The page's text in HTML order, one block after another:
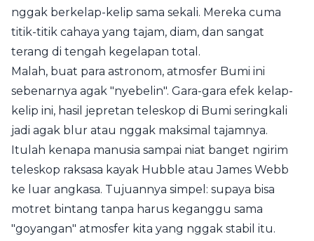
nggak berkelap-kelip sama sekali. Mereka cuma
titik-titik cahaya yang tajam, diam, dan sangat
terang di tengah kegelapan total.
Malah, buat para astronom, atmosfer Bumi ini
sebenarnya agak "nyebelin". Gara-gara efek kelap-
kelip ini, hasil jepretan teleskop di Bumi seringkali
jadi agak blur atau nggak maksimal tajamnya.
Itulah kenapa manusia sampai niat banget ngirim
teleskop raksasa kayak Hubble atau James Webb
ke luar angkasa. Tujuannya simpel: supaya bisa
motret bintang tanpa harus keganggu sama
"goyangan" atmosfer kita yang nggak stabil itu.